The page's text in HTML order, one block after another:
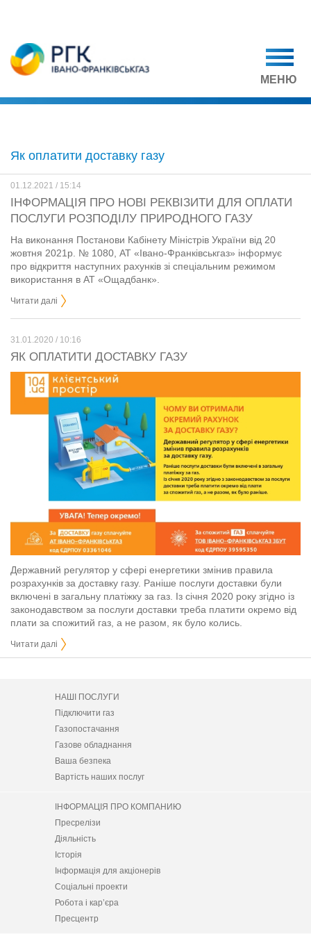
МЕНЮ
Як оплатити доставку газу
01.12.2021 / 15:14
ІНФОРМАЦІЯ ПРО НОВІ РЕКВІЗИТИ ДЛЯ ОПЛАТИ
ПОСЛУГИ РОЗПОДІЛУ ПРИРОДНОГО ГАЗУ
На виконання Постанови Кабінету Міністрів України від 20
жовтня 2021р. № 1080, АТ «Івано-Франківськгаз» інформує
про відкриття наступних рахунків зі спеціальним режимом
використання в АТ «Ощадбанк».
Читати далі
31.01.2020 / 10:16
ЯК ОПЛАТИТИ ДОСТАВКУ ГАЗУ
Державний регулятор у сфері енергетики змінив правила
розрахунків за доставку газу. Раніше послуги доставки були
включені в загальну платіжку за газ. Із січня 2020 року згідно із
законодавством за послуги доставки треба платити окремо від
плати за спожитий газ, а не разом, як було колись.
Читати далі
НАШІ ПОСЛУГИ
Підключити газ
Газопостачання
Газове обладнання
Ваша безпека
Вартість наших послуг
ІНФОРМАЦІЯ ПРО КОМПАНИЮ
Пресрелізи
Діяльність
Історія
Інформація для акціонерів
Соціальні проекти
Робота і кар’єра
Пресцентр